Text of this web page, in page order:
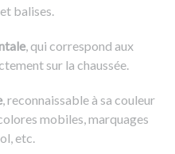
balises.
, qui correspond aux
sur la chaussée.
, reconnaissable à sa couleur
mobiles, marquages
etc.